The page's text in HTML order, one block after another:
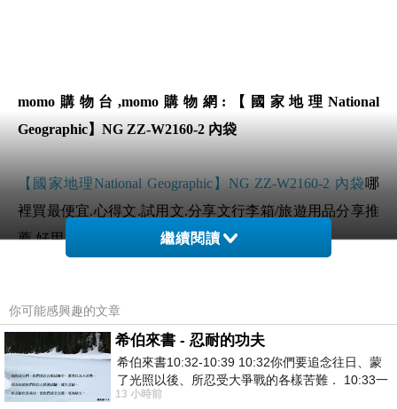
momo購物台,momo購物網:【國家地理National
Geographic】NG ZZ-W2160-2 內袋
【國家地理National Geographic】NG ZZ-W2160-2 內袋哪
裡買最便宜.心得文.試用文.分享文行李箱/旅遊用品分享推
薦.好用.推薦.評價.熱銷.開箱文.優缺點比較
NG ZZ-W2160-2 內袋
理National Geographic】NG ZZ-W2160-2 內袋
但是我想【國家地理National Geographic】NG ZZ-W2160-2
繼續閱讀
你可能感興趣的文章
希伯來書 - 忍耐的功夫
希伯來書10:32-10:39 10:32你們要追念往日、蒙
了光照以後、所忍受大爭戰的各樣苦難． 10:33一
面被毀謗、遭患難、成了戲景、叫眾人
13 小時前